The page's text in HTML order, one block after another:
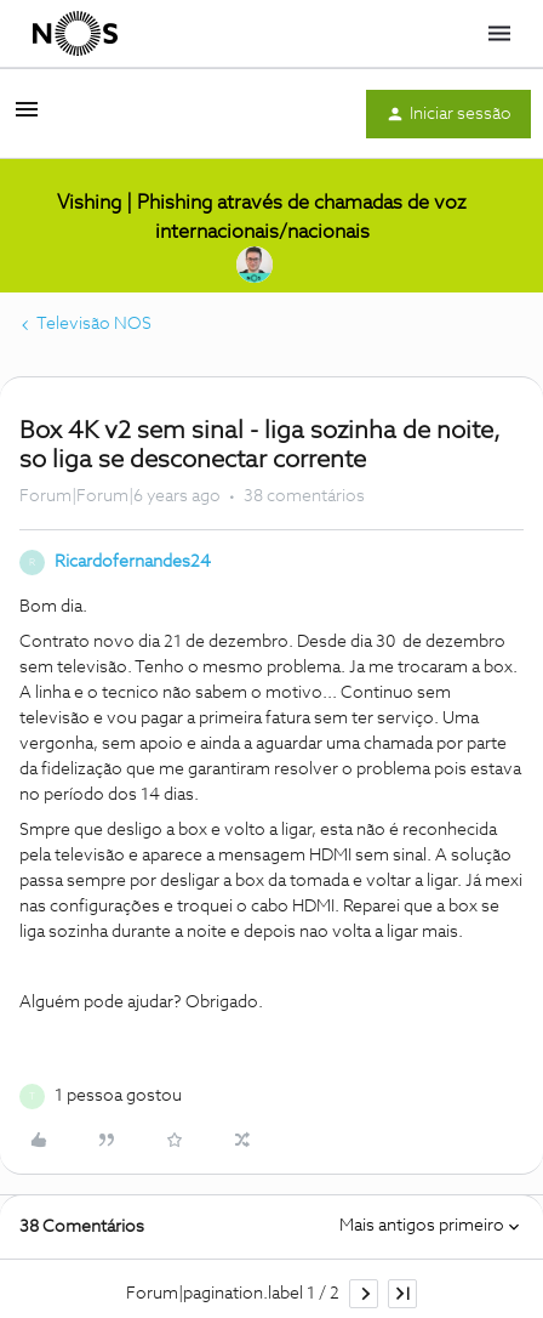
Menu
Iniciar sessão
Vishing | Phishing através de chamadas de voz
internacionais/nacionais
Televisão NOS
Box 4K v2 sem sinal - liga sozinha de noite,
so liga se desconectar corrente
Forum|Forum|6 years ago 38 comentários
R Ricardofernandes24
Bom dia.
Contrato novo dia 21 de dezembro. Desde dia 30 de dezembro
sem televisão. Tenho o mesmo problema. Ja me trocaram a box.
A linha e o tecnico não sabem o motivo... Continuo sem
televisão e vou pagar a primeira fatura sem ter serviço. Uma
vergonha, sem apoio e ainda a aguardar uma chamada por parte
da fidelização que me garantiram resolver o problema pois estava
no período dos 14 dias.
Smpre que desligo a box e volto a ligar, esta não é reconhecida
pela televisão e aparece a mensagem HDMI sem sinal. A solução
passa sempre por desligar a box da tomada e voltar a ligar. Já mexi
nas configurações e troquei o cabo HDMI. Reparei que a box se
liga sozinha durante a noite e depois nao volta a ligar mais.
Alguém pode ajudar? Obrigado.
1 pessoa gostou
38 Comentários Mais antigos primeiro
Forum|pagination.label 1 / 2